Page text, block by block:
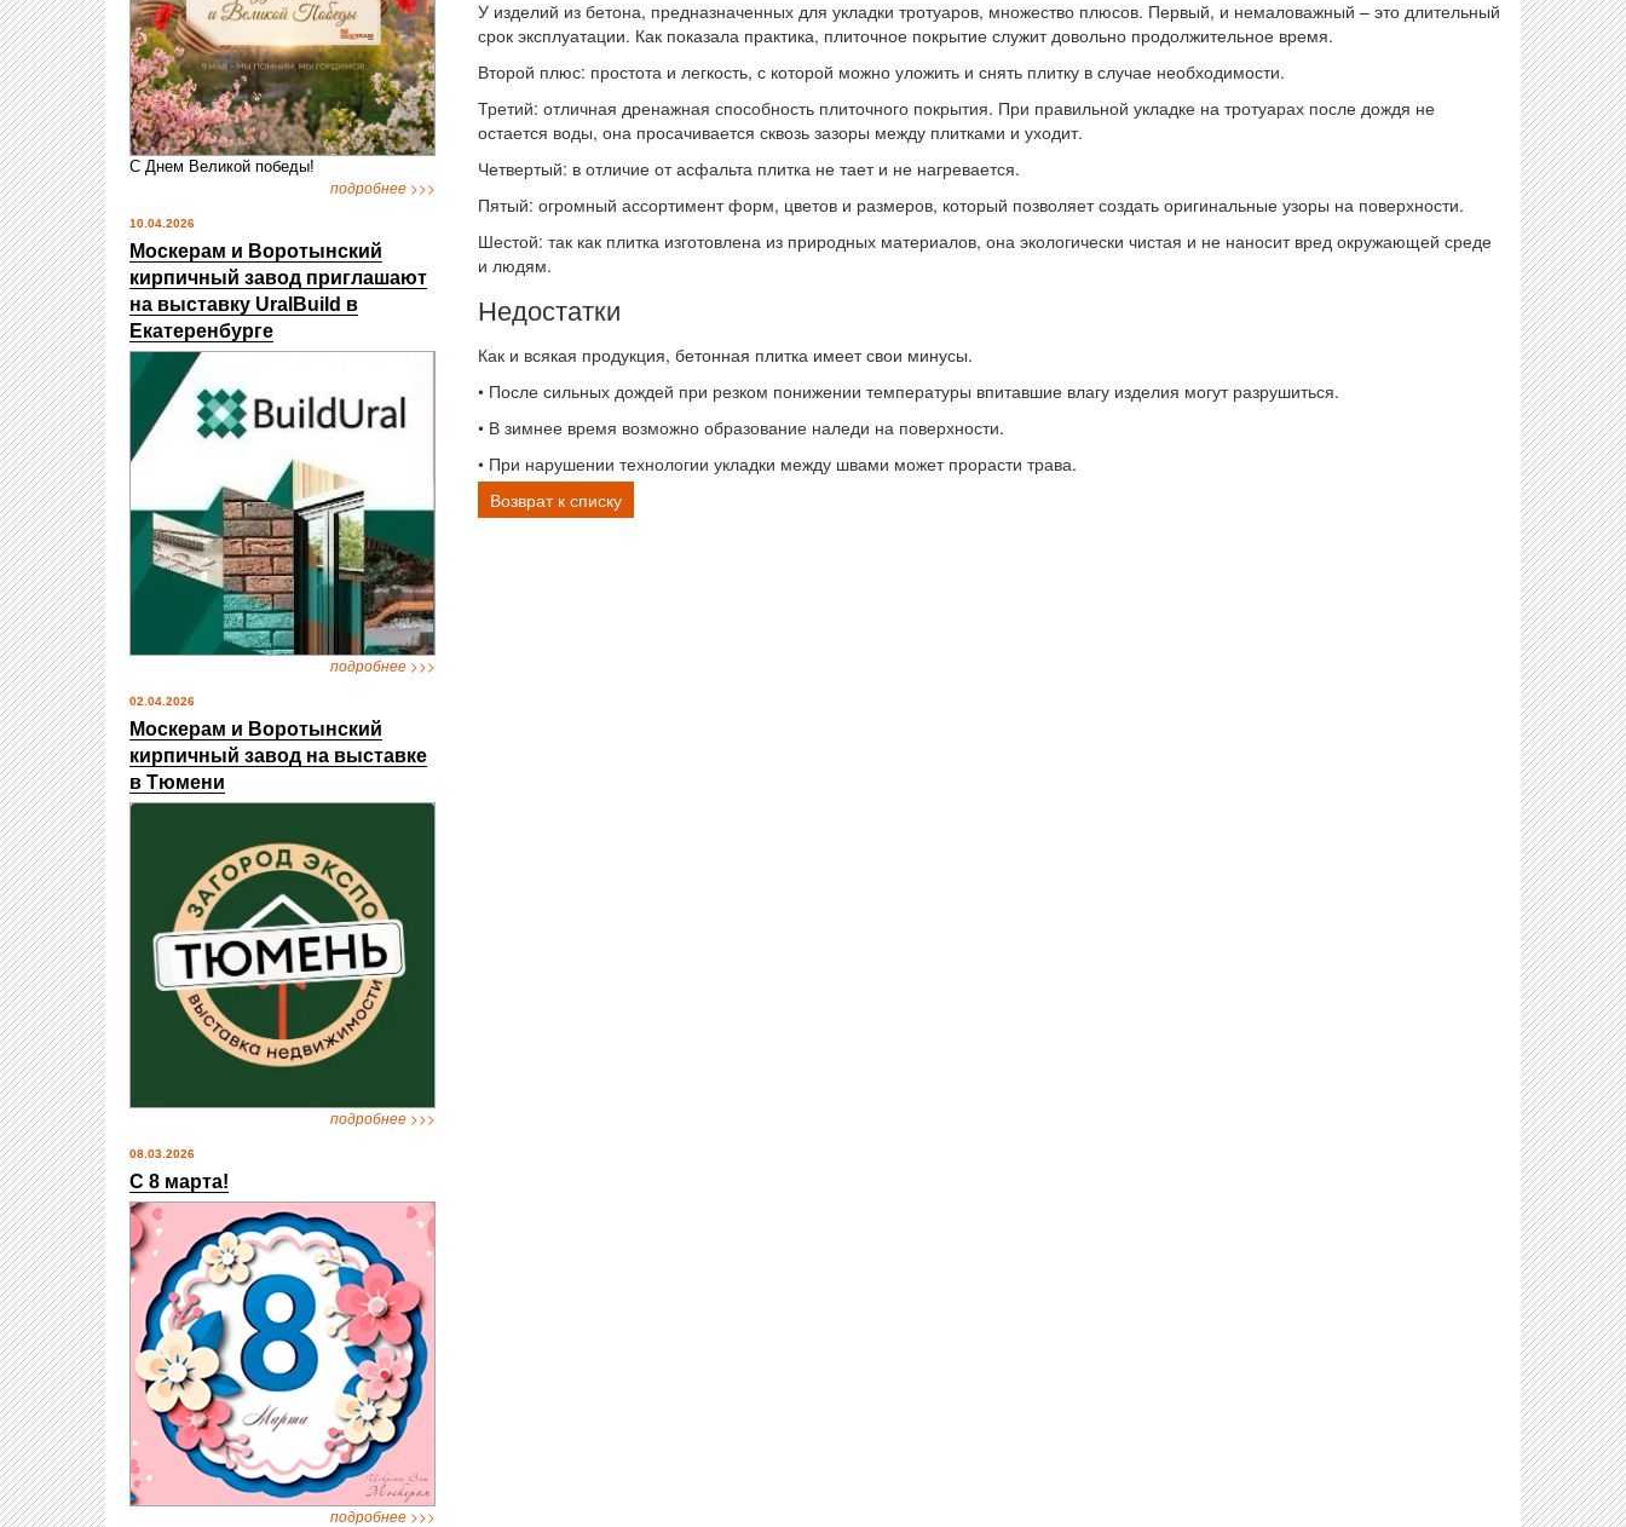
С Днем Великой победы!
подробнее >>>
10.04.2026
Москерам и Воротынский
кирпичный завод приглашают
на выставку UralBuild в
Екатеренбурге
подробнее >>>
02.04.2026
Москерам и Воротынский
кирпичный завод на выставке
в Тюмени
подробнее >>>
08.03.2026
С 8 марта!
подробнее >>>
У изделий из бетона, предназначенных для укладки тротуаров, множество плюсов. Первый, и немаловажный – это длительный
срок эксплуатации. Как показала практика, плиточное покрытие служит довольно продолжительное время.
Второй плюс: простота и легкость, с которой можно уложить и снять плитку в случае необходимости.
Третий: отличная дренажная способность плиточного покрытия. При правильной укладке на тротуарах после дождя не
остается воды, она просачивается сквозь зазоры между плитками и уходит.
Четвертый: в отличие от асфальта плитка не тает и не нагревается.
Пятый: огромный ассортимент форм, цветов и размеров, который позволяет создать оригинальные узоры на поверхности.
Шестой: так как плитка изготовлена из природных материалов, она экологически чистая и не наносит вред окружающей среде
и людям.
Недостатки
Как и всякая продукция, бетонная плитка имеет свои минусы.
• После сильных дождей при резком понижении температуры впитавшие влагу изделия могут разрушиться.
• В зимнее время возможно образование наледи на поверхности.
• При нарушении технологии укладки между швами может прорасти трава.
Возврат к списку